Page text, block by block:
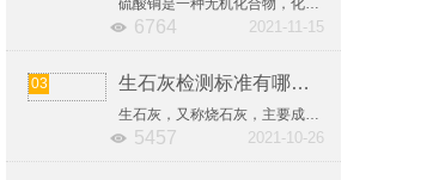
硫酸铜是一种无机化合物，化学式为CuSO₄，无水硫酸铜为为白色或灰白色粉末。硫酸铜既是一种肥料，又是一种普遍应用的杀菌剂。波尔多液、铜皂液、铜铵制剂，就是用硫酸铜与生石灰、肥皂、碳酸氢铵配制而成的。
6764 2021-11-15
03 生石灰检测标准有哪些？生石灰相关检测国标汇总
生石灰，又称烧石灰，主要成分为氧化钙（CaO），通常制法为将主要成分为碳酸钙的天然岩石，在高温下煅烧，即可分解生成二氧化碳以及氧化钙。生石灰可用于钢铁、农药、医药、干燥剂、制革及醇的脱水等。
5457 2021-10-26